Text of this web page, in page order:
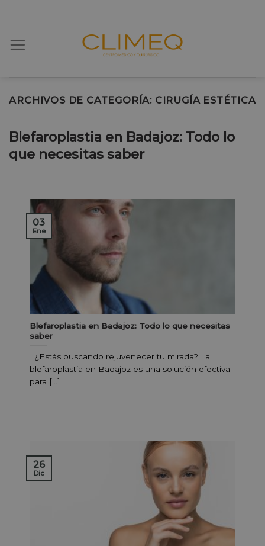
ARCHIVOS DE CATEGORÍA: CIRUGÍA ESTÉTICA
Blefaroplastia en Badajoz: Todo lo
que necesitas saber
Blefaroplastia en Badajoz: Todo lo que necesitas
saber
¿Estás buscando rejuvenecer tu mirada? La
blefaroplastia en Badajoz es una solución efectiva
para [...]
03
Ene
26
Dic